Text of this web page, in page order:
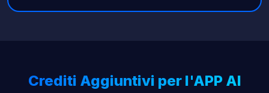
Crediti Aggiuntivi per l'APP AI